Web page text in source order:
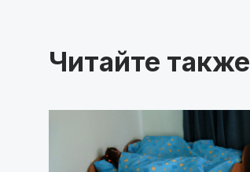
Читайте также